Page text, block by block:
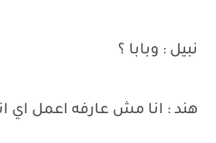
نبيل : وبابا ؟
هند : انا مش عارفه اعمل اي